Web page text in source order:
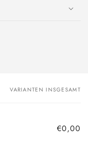
VARIANTEN INSGESAMT
€0,00